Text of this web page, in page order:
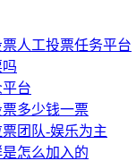
人工投票任务平台
台
多少钱一票
团队-娱乐为主
怎么加入的